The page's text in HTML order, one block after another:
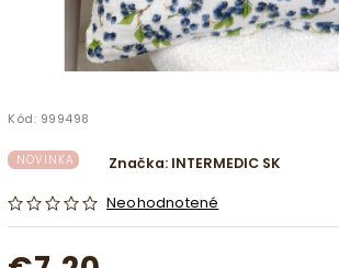
Kód: 999498
NOVINKA
Neohodnotené
Značka: INTERMEDIC SK